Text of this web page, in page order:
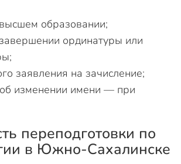
образовании;
ординатуры или
заявления на зачисление;
изменении имени — при
переподготовки по
в Южно-Сахалинске